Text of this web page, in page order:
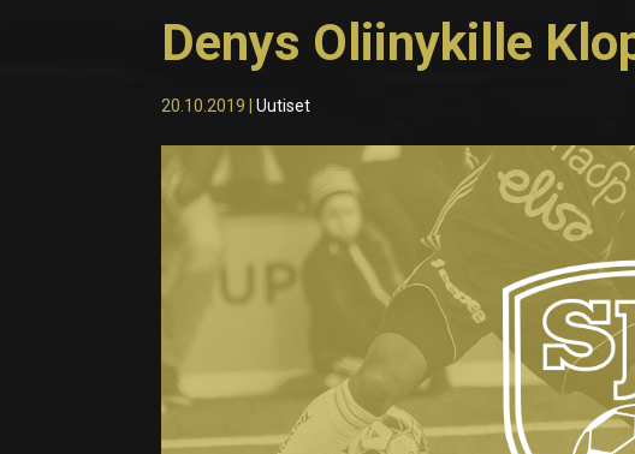
Denys Oliinykille
20.10.2019 |Uutiset